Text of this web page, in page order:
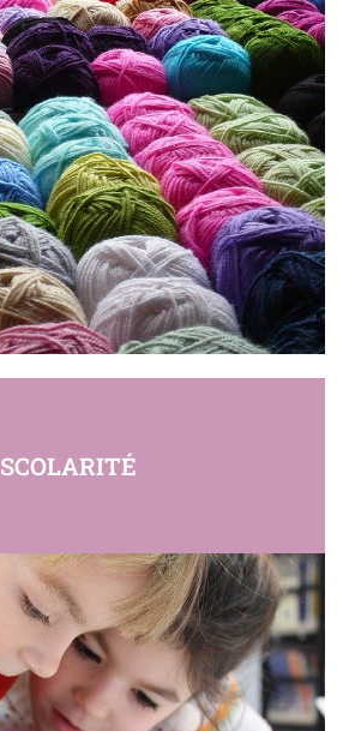
SCOLARITÉ